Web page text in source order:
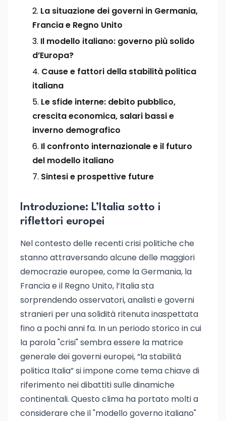
La situazione dei governi in Germania,
Francia e Regno Unito
Il modello italiano: governo più solido
d’Europa?
Cause e fattori della stabilità politica
italiana
Le sfide interne: debito pubblico,
crescita economica, salari bassi e
inverno demografico
Il confronto internazionale e il futuro
del modello italiano
Sintesi e prospettive future
Introduzione: L’Italia sotto i
riflettori europei
Nel contesto delle recenti crisi politiche che
stanno attraversando alcune delle maggiori
democrazie europee, come la Germania, la
Francia e il Regno Unito, l’Italia sta
sorprendendo osservatori, analisti e governi
stranieri per una solidità ritenuta inaspettata
fino a pochi anni fa. In un periodo storico in cui
la parola "crisi" sembra essere la matrice
generale dei governi europei, “la stabilità
politica Italia” si impone come tema chiave di
riferimento nei dibattiti sulle dinamiche
continentali. Questo clima ha portato molti a
considerare che il "modello governo italiano"